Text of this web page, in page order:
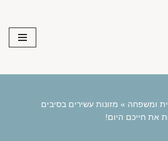
ומשפחה » מזונות עשירים בסיבים
את חייכם היום!